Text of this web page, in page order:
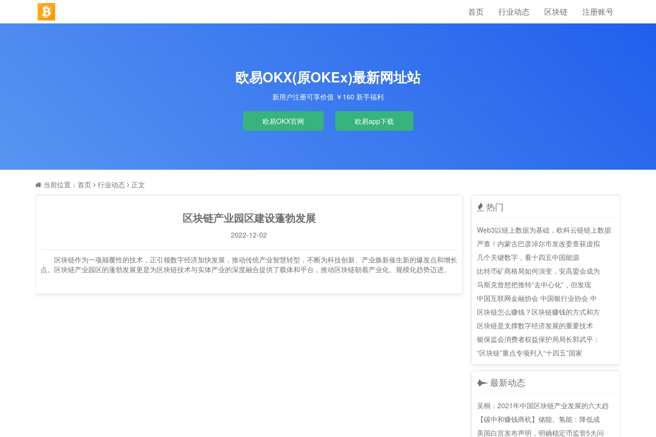
首页 行业动态 区块链 注册账号
欧易OKX(原OKEx)最新网址站
新用户注册可享价值 ￥160 新手福利
欧易OKX官网 欧易app下载
当前位置： 首页 行业动态 正文
区块链产业园区建设蓬勃发展
2022-12-02
区块链作为一项颠覆性的技术，正引领数字经济加快发展，推动传统产业智慧转型，不断为科技创新、产业焕新催生新的爆发点和增长
点。区块链产业园区的蓬勃发展更是为区块链技术与实体产业的深度融合提供了载体和平台，推动区块链朝着产业化、规模化趋势迈进。
热门
Web3以链上数据为基础，欧科云链链上数据
严查！内蒙古巴彦淖尔市发改委查获虚拟
几个关键数字，看十四五中国能源
比特币矿商格局如何演变，安高盟会成为
马斯克曾想把推特“去中心化”，但发现
中国互联网金融协会 中国银行业协会 中
区块链怎么赚钱？区块链赚钱的方式和方
区块链是支撑数字经济发展的重要技术
银保监会消费者权益保护局局长郭武平：
“区块链”重点专项列入“十四五”国家
最新动态
吴桐：2021年中国区块链产业发展的六大趋
【碳中和赚钱商机】储能、氢能：降低成
美国白宫发布声明，明确稳定币监管5大问